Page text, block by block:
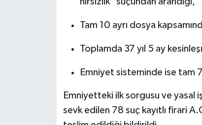
Tam 10 ayrı dosya
Toplamda 37 yıl 5 ay
Emniyet sisteminde ise tam
Emniyetteki ilk sorgusu ve yasal
sevk edilen 78 suç kayıtlı firari